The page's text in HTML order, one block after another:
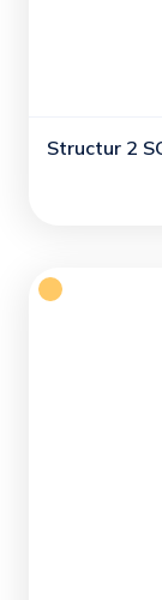
Structur 2